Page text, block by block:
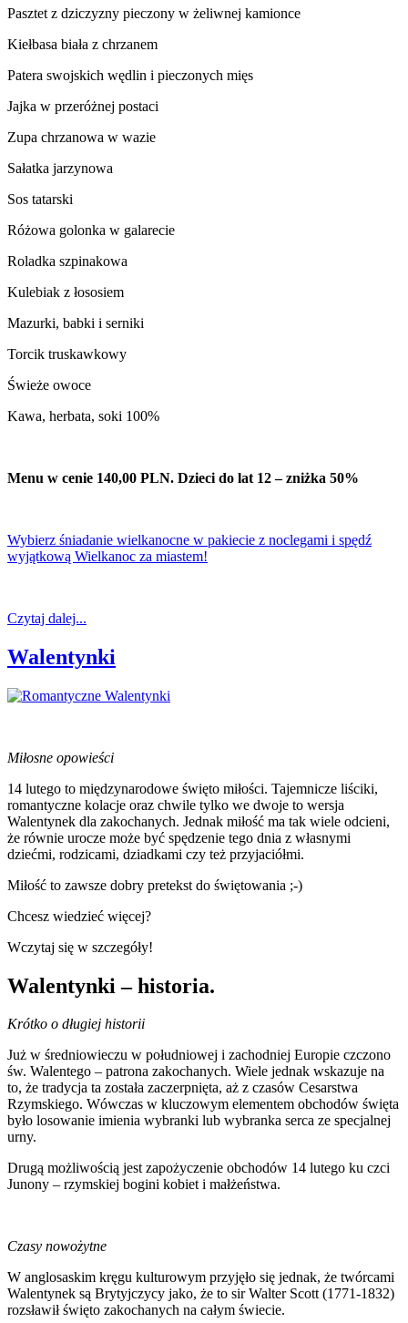
Pasztet z dziczyzny pieczony w żeliwnej kamionce
Kiełbasa biała z chrzanem
Patera swojskich wędlin i pieczonych mięs
Jajka w przeróżnej postaci
Zupa chrzanowa w wazie
Sałatka jarzynowa
Sos tatarski
Różowa golonka w galarecie
Roladka szpinakowa
Kulebiak z łososiem
Mazurki, babki i serniki
Torcik truskawkowy
Świeże owoce
Kawa, herbata, soki 100%
Menu w cenie 140,00 PLN. Dzieci do lat 12 – zniżka 50%
Wybierz śniadanie wielkanocne w pakiecie z noclegami i spędź
wyjątkową Wielkanoc za miastem!
Czytaj dalej...
Walentynki
Miłosne opowieści
14 lutego to międzynarodowe święto miłości. Tajemnicze liściki,
romantyczne kolacje oraz chwile tylko we dwoje to wersja
Walentynek dla zakochanych. Jednak miłość ma tak wiele odcieni,
że równie urocze może być spędzenie tego dnia z własnymi
dziećmi, rodzicami, dziadkami czy też przyjaciółmi.
Miłość to zawsze dobry pretekst do świętowania ;-)
Chcesz wiedzieć więcej?
Wczytaj się w szczegóły!
Walentynki – historia.
Krótko o długiej historii
Już w średniowieczu w południowej i zachodniej Europie czczono
św. Walentego – patrona zakochanych. Wiele jednak wskazuje na
to, że tradycja ta została zaczerpnięta, aż z czasów Cesarstwa
Rzymskiego. Wówczas w kluczowym elementem obchodów święta
było losowanie imienia wybranki lub wybranka serca ze specjalnej
urny.
Drugą możliwością jest zapożyczenie obchodów 14 lutego ku czci
Junony – rzymskiej bogini kobiet i małżeństwa.
Czasy nowożytne
W anglosaskim kręgu kulturowym przyjęło się jednak, że twórcami
Walentynek są Brytyjczycy jako, że to sir Walter Scott (1771-1832)
rozsławił święto zakochanych na całym świecie.